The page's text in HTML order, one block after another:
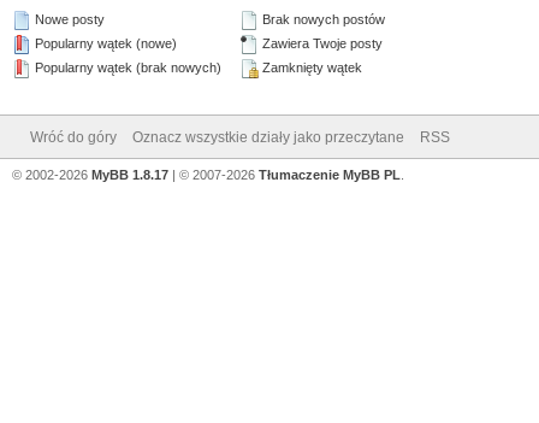
Nowe posty
Popularny wątek (nowe)
Popularny wątek (brak nowych)
Brak nowych postów
Zawiera Twoje posty
Zamknięty wątek
Wróć do góry Oznacz wszystkie działy jako przeczytane RSS
© 2002-2026 MyBB 1.8.17 | © 2007-2026 Tłumaczenie MyBB PL